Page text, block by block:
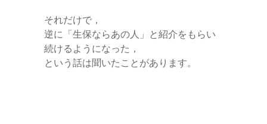
それだけで，
逆に「生保ならあの人」と紹介をもらい
続けるようになった，
という話は聞いたことがあります。